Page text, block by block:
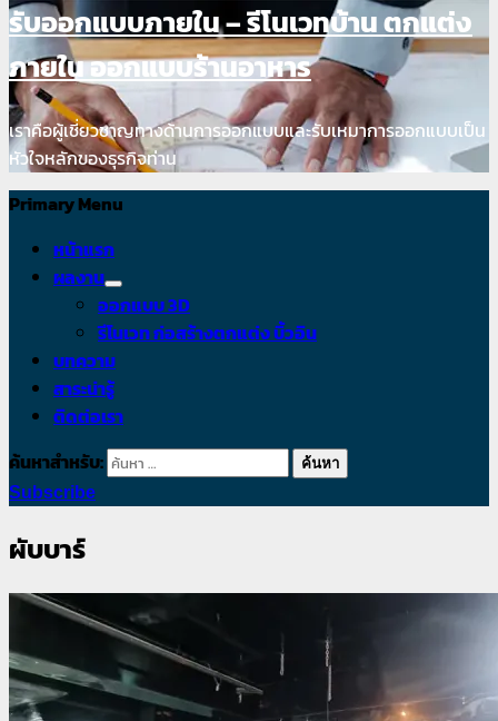
รับออกแบบภายใน – รีโนเวทบ้าน ตกแต่ง
ภายใน ออกแบบร้านอาหาร
เราคือผู้เชี่ยวชาญทางด้านการออกแบบและรับเหมาการออกแบบเป็น
หัวใจหลักของธุรกิจท่าน
Primary Menu
หน้าแรก
ผลงาน
ออกแบบ 3D
รีโนเวท ก่อสร้างตกแต่ง บิ้วอิน
บทความ
สาระน่ารู้
ติดต่อเรา
ค้นหาสำหรับ:
Subscribe
ผับบาร์